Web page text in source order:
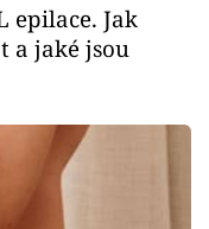
epilace. Jak
a jaké jsou